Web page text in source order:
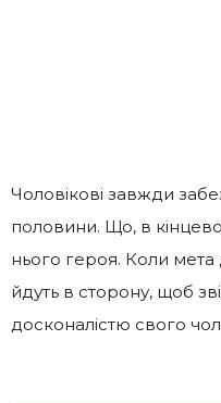
Чоловікові завжди
половини. Що, в
нього героя. Коли мета
йдуть в сторону, щоб
досконалістю свого